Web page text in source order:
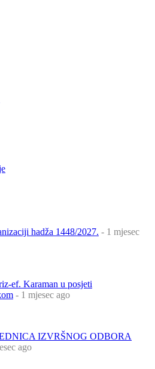
hadža 1448/2027. - 1 mjesec
ef. Karaman u posjeti
- 1 mjesec ago
IZVRŠNOG ODBORA
ago